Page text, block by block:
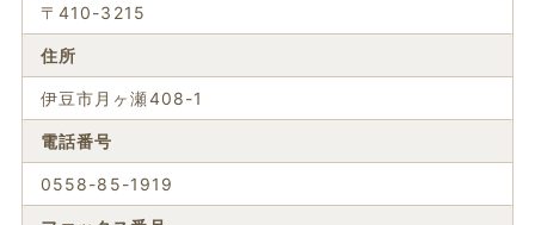
〒410-3215
住所
伊豆市月ヶ瀬408-1
電話番号
0558-85-1919